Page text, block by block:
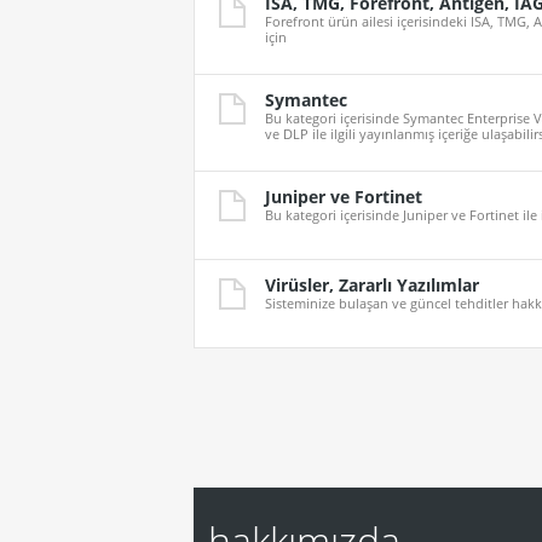
Forefront ürün ailesi içerisindeki ISA, TMG,
için
Symantec
Bu kategori içerisinde Symantec Enterprise
ve DLP ile ilgili yayınlanmış içeriğe
Juniper ve Fortinet
Bu kategori içerisinde Juniper ve Fortinet ile
Virüsler, Zararlı Yazılımlar
Sisteminize bulaşan ve güncel tehditler